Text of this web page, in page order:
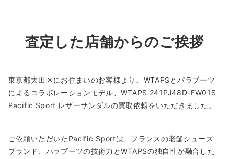
査定した店舗からのご挨拶
東京都大田区にお住まいのお客様より、WTAPSとパラブーツ
によるコラボレーションモデル、WTAPS 241PJ48D-FW01S
Pacific Sport レザーサンダルの買取依頼をいただきました。
ご依頼いただいたPacific Sportは、フランスの老舗シューズ
ブランド、パラブーツの技術力とWTAPSの独自性が融合した